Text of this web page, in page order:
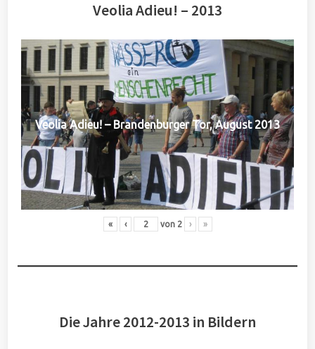
Veolia Adieu! – 2013
Veolia Adieu! – Brandenburger Tor, August 2013
« ‹ von 2 › »
Die Jahre 2012-2013 in Bildern